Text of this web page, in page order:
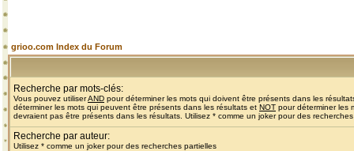
grioo.com Index du Forum
Recherche par mots-clés:
Vous pouvez utiliserAND pour déterminer les mots qui doivent être présents dans les
déterminer les mots qui peuvent être présents dans les résultats et NOT pour déterminer les
devraient pas être présents dans les résultats. Utilisez * comme un joker pour des
Recherche par auteur:
Utilisez * comme un joker pour des recherches partielles